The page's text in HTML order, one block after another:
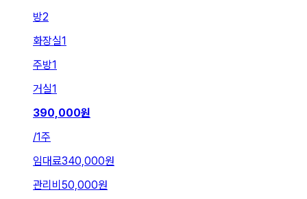
방2
화장실1
주방1
거실1
390,000원
/1주
임대료340,000원
관리비 50,000원